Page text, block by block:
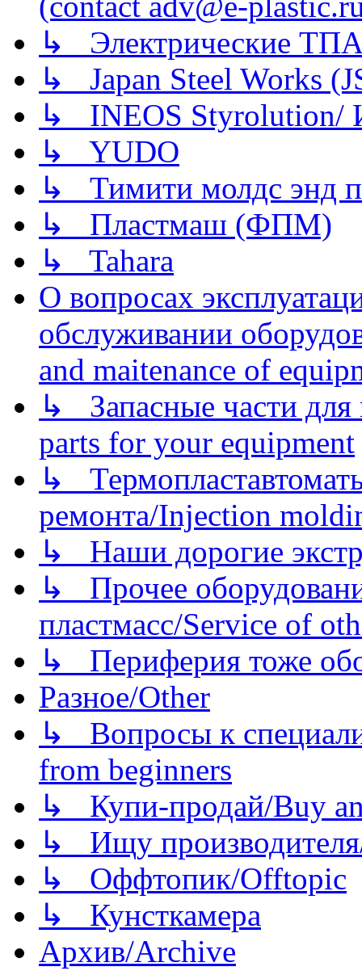
↳ Электрические
↳ Japan Steel Works
↳ INEOS
↳ YUDO
↳ Тимити молдс энд
↳ Пластмаш (ФПМ)
↳ Tahara
О вопросах
обслуживании
and maitenance of
↳ Запасные части для
parts for your equipment
↳
ремонта/Injection
↳ Наши дорогие
↳ Прочее
пластмасс/Service of
↳ Периферия тоже
Разное/Other
↳ Вопросы к
from beginners
↳ Купи-продай/Buy
↳ Ищу
↳ Оффтопик/Offtopic
↳ Кунсткамера
Архив/Archive